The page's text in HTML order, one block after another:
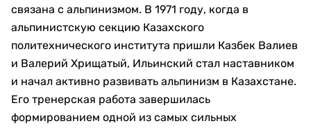
связана с альпинизмом. В 1971 году, когда в
альпинистскую секцию Казахского
политехнического института пришли Казбек Валиев
и Валерий Хрищатый, Ильинский стал наставником
и начал активно развивать альпинизм в Казахстане.
Его тренерская работа завершилась
формированием одной из самых сильных